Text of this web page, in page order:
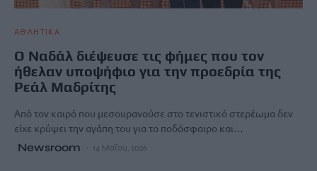
ΑΘΛΗΤΙΚΑ
Ο Ναδάλ διέψευσε τις φήμες που τον
ήθελαν υποψήφιο για την προεδρία της
Ρεάλ Μαδρίτης
Από τον καιρό που μεσουρανούσε στο τενιστικό στερέωμα δεν
είχε κρύψει την αγάπη του για το ποδόσφαιρο και…
Newsroom 14 Μαΐου, 2026